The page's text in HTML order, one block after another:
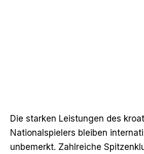
Die starken Leistungen des
Nationalspielers bleiben
unbemerkt. Zahlreiche